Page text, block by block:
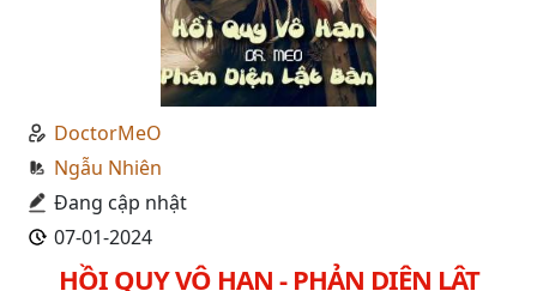
DoctorMeO
Ngẫu Nhiên
Đang cập nhật
07-01-2024
HỒI QUY VÔ HẠN - PHẢN DIỆN LẬT